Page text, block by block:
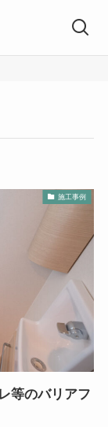
施工事例
等のバリアフ